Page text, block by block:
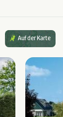
Auf der Karte